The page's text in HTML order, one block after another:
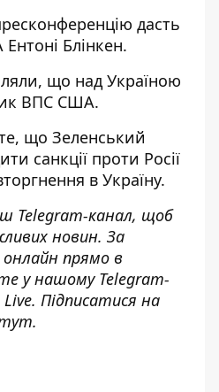
дасть
Блінкен.
що над Україною
ВПС США.
що Зеленський
санкції проти Росії
в Україну.
Telegram-канал, щоб
новин. За
прямо в
у нашому Telegram-
. Підписатися на
.